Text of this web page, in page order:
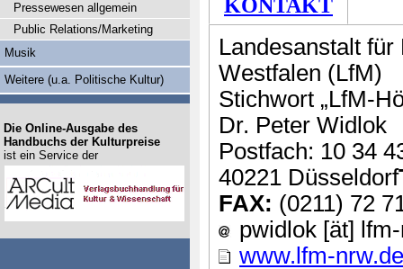
KONTAKT
Landesanstalt
Westfalen (LfM)
Stichwort „LfM-
Dr. Peter Widlok
Postfach: 10 34
40221 Düsseldorf
FAX: (0211) 72
pwidlok [ät]
www.lfm-nrw.de
Pressewesen allgemein
Public Relations/Marketing
Musik
Weitere (u.a. Politische Kultur)
Die Online-Ausgabe des
Handbuchs der Kulturpreise
ist ein Service der